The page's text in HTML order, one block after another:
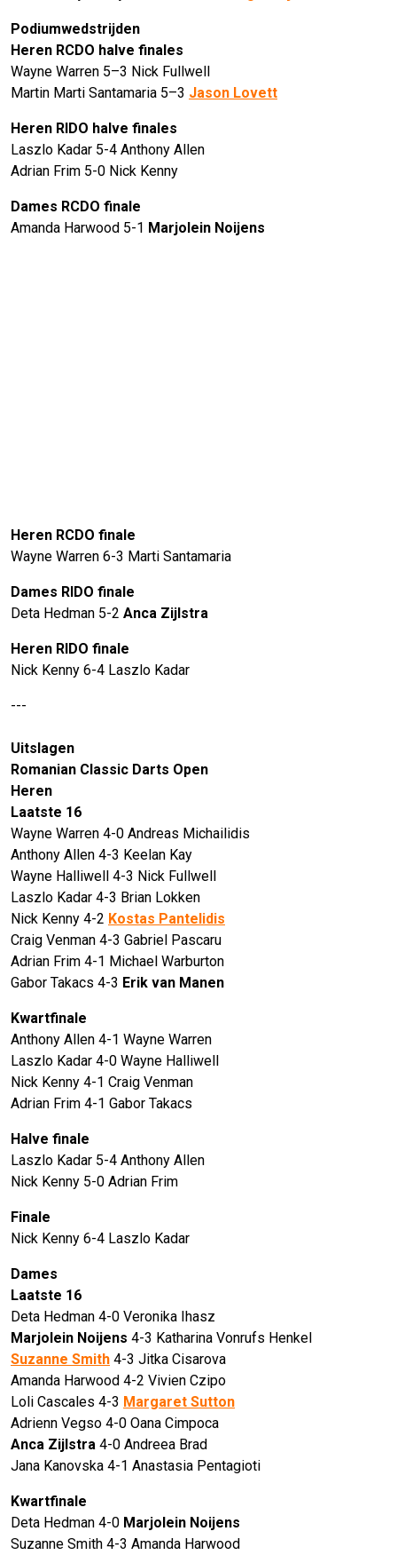
Podiumwedstrijden
Heren RCDO halve finales
Wayne Warren 5–3 Nick Fullwell
Martin Marti Santamaria 5–3 Jason Lovett
Heren RIDO halve finales
Laszlo Kadar 5-4 Anthony Allen
Adrian Frim 5-0 Nick Kenny
Dames RCDO finale
Amanda Harwood 5-1 Marjolein Noijens
Heren RCDO finale
Wayne Warren 6-3 Marti Santamaria
Dames RIDO finale
Deta Hedman 5-2 Anca Zijlstra
Heren RIDO finale
Nick Kenny 6-4 Laszlo Kadar
---
Uitslagen
Romanian Classic Darts Open
Heren
Laatste 16
Wayne Warren 4-0 Andreas Michailidis
Anthony Allen 4-3 Keelan Kay
Wayne Halliwell 4-3 Nick Fullwell
Laszlo Kadar 4-3 Brian Lokken
Nick Kenny 4-2 Kostas Pantelidis
Craig Venman 4-3 Gabriel Pascaru
Adrian Frim 4-1 Michael Warburton
Gabor Takacs 4-3 Erik van Manen
Kwartfinale
Anthony Allen 4-1 Wayne Warren
Laszlo Kadar 4-0 Wayne Halliwell
Nick Kenny 4-1 Craig Venman
Adrian Frim 4-1 Gabor Takacs
Halve finale
Laszlo Kadar 5-4 Anthony Allen
Nick Kenny 5-0 Adrian Frim
Finale
Nick Kenny 6-4 Laszlo Kadar
Dames
Laatste 16
Deta Hedman 4-0 Veronika Ihasz
Marjolein Noijens 4-3 Katharina Vonrufs Henkel
Suzanne Smith 4-3 Jitka Cisarova
Amanda Harwood 4-2 Vivien Czipo
Loli Cascales 4-3 Margaret Sutton
Adrienn Vegso 4-0 Oana Cimpoca
Anca Zijlstra 4-0 Andreea Brad
Jana Kanovska 4-1 Anastasia Pentagioti
Kwartfinale
Deta Hedman 4-0 Marjolein Noijens
Suzanne Smith 4-3 Amanda Harwood